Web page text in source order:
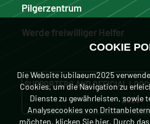
Pilgerzentrum
Werde freiwilliger Helfer
SUPPORTERS AND OFFICIAL
2025
COOKIE
Die Website iubilaeum2025
Cookies, um die Navigation zu
Dienste zu gewährleisten, sowie
Analysecookies von
möchten, klicken Sie hier. Durch